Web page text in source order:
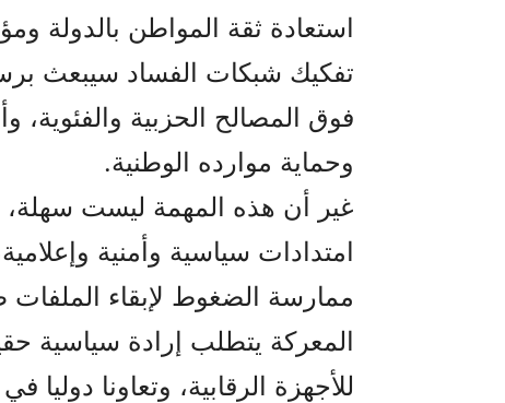
استعادة ثقة المواطن بالدولة
تفكيك شبكات الفساد سيبعث
فوق المصالح الحزبية
وحماية موارده الوطنية.
غير أن هذه المهمة ليست سهلة،
امتدادات سياسية وأمنية
ممارسة الضغوط لإبقاء
المعركة يتطلب إرادة سياسية
للأجهزة الرقابية، وتعاونا دوليا